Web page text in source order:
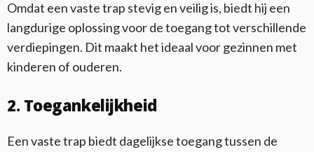
Omdat een vaste trap stevig en veilig is, biedt hij een
langdurige oplossing voor de toegang tot verschillende
verdiepingen. Dit maakt het ideaal voor gezinnen met
kinderen of ouderen.
2. Toegankelijkheid
Een vaste trap biedt dagelijkse toegang tussen de